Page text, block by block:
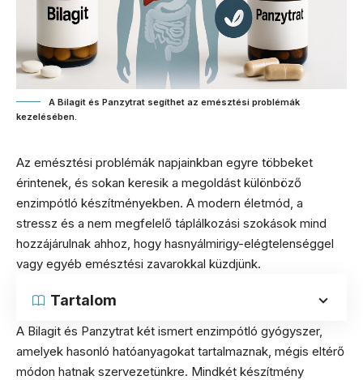
A Bilagit és Panzytrat segíthet az emésztési problémák
kezelésében.
Az emésztési problémák napjainkban egyre többeket
érintenek, és sokan keresik a megoldást különböző
enzimpótló készítményekben. A modern életmód, a
stressz és a nem megfelelő táplálkozási szokások mind
hozzájárulnak ahhoz, hogy hasnyálmirigy-elégtelenséggel
vagy egyéb emésztési zavarokkal küzdjünk.
Tartalom
A Bilagit és Panzytrat két ismert enzimpótló gyógyszer,
amelyek hasonló hatóanyagokat tartalmaznak, mégis eltérő
módon hatnak szervezetünkre. Mindkét készítmény